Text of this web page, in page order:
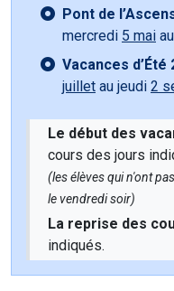
Pont de
mercredi 5 mai
Vacances
juillet au jeudi 2
Le début des
cours des jours
(les élèves qui n'ont
le vendredi soir)
La reprise des
indiqués.